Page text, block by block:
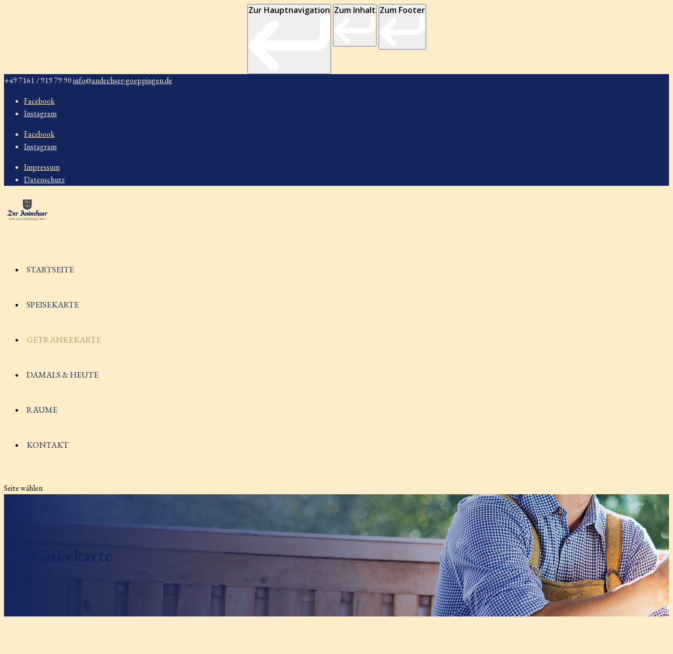
Zur Hauptnavigation Zum Inhalt Zum Footer
+49 7161 / 919 79 90info@andechser-goeppingen.de
Facebook
Instagram
Facebook
Instagram
Impressum
Datenschutz
STARTSEITE
SPEISEKARTE
GETRÄNKEKARTE
DAMALS & HEUTE
RÄUME
KONTAKT
Seite wählen
Getränkekarte